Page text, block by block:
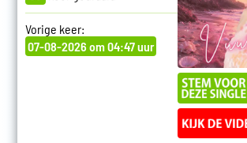
Vorige keer:
07-08-2026 om 04:47 uur